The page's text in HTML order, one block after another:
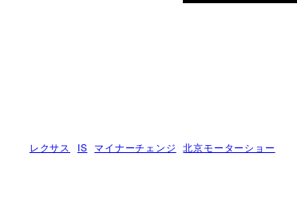
レクサス IS マイナーチェンジ 北京モーターショー